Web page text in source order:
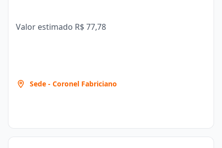
Valor estimado R$ 77,78
Sede - Coronel Fabriciano